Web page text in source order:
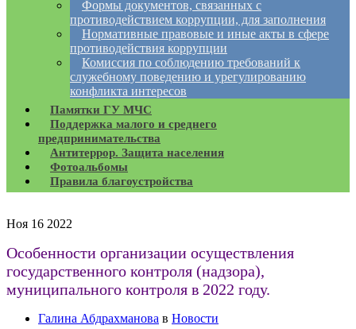
Формы документов, связанных с
противодействием коррупции, для заполнения
Нормативные правовые и иные акты в сфере
противодействия коррупции
Комиссия по соблюдению требований к
служебному поведению и урегулированию
конфликта интересов
Памятки ГУ МЧС
Поддержка малого и среднего
предпринимательства
Антитеррор. Защита населения
Фотоальбомы
Правила благоустройства
Ноя 16 2022
Особенности организации осуществления
государственного контроля (надзора),
муниципального контроля в 2022 году.
Галина Абдрахманова в Новости